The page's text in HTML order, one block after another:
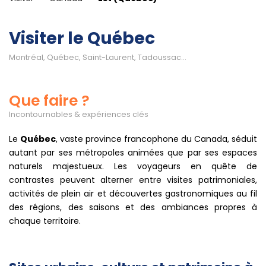
Visiter le Québec
Montréal, Québec, Saint-Laurent, Tadoussac...
Que faire ?
Incontournables & expériences clés
Le Québec, vaste province francophone du Canada, séduit
autant par ses métropoles animées que par ses espaces
naturels majestueux. Les voyageurs en quête de
contrastes peuvent alterner entre visites patrimoniales,
activités de plein air et découvertes gastronomiques au fil
des régions, des saisons et des ambiances propres à
chaque territoire.